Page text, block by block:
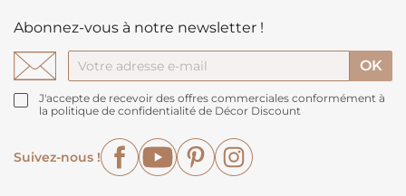
Abonnez-vous à notre newsletter !
J'accepte de recevoir des offres commerciales conformément à
la politique de confidentialité de Décor Discount
Suivez-nous !
FacebookYouTubePinterest